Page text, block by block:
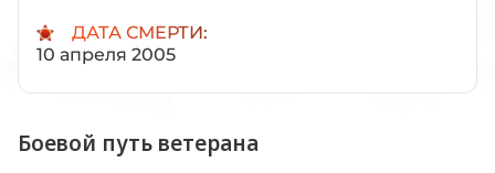
ДАТА СМЕРТИ:
10 апреля 2005
Боевой путь ветерана